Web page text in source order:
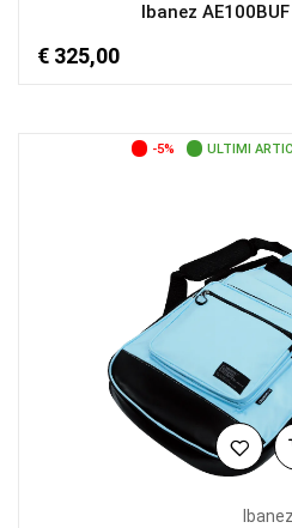
Ibanez AE100BUF
€ 325,00
-5% ULTIMI
Ibanez